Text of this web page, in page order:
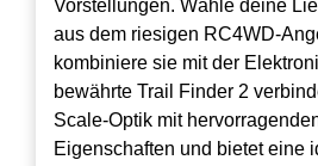
Vorstellungen. Wähle deine
aus dem riesigen RC4WD-
kombiniere sie mit der
bewährte Trail Finder 2
Scale-Optik mit
Eigenschaften und bietet eine